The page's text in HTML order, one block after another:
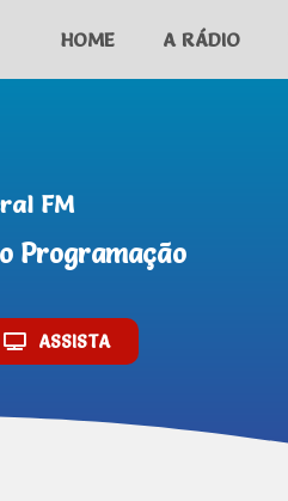
HOME A RÁDIO
FM
Programação
ASSISTA